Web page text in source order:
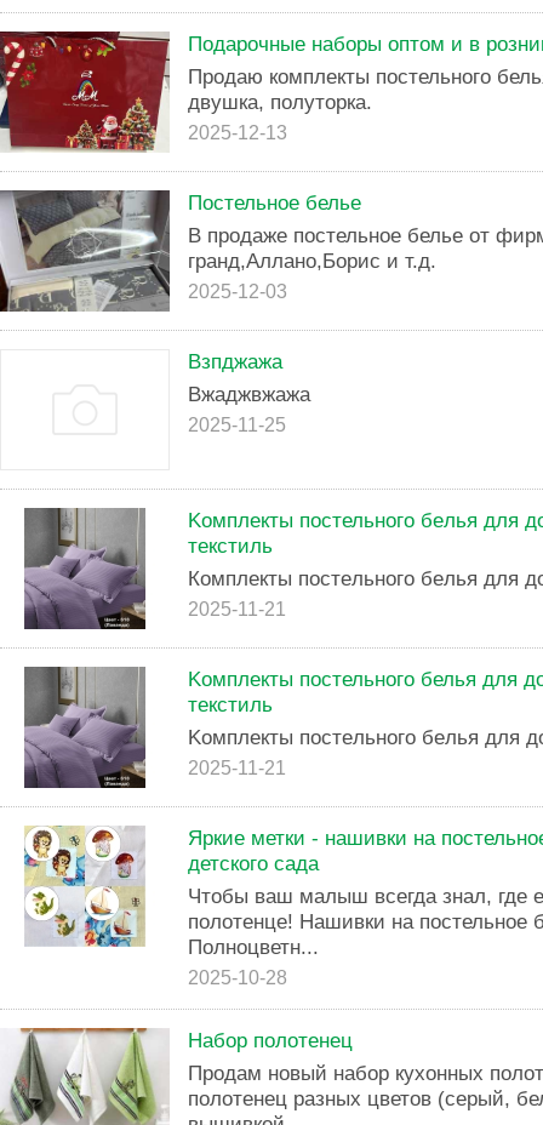
Подарочные наборы оптом и в
Продаю комплекты постельного
двушка, полуторка.
2025-12-13
Постельное белье
В продаже постельное белье от
гранд,Аллано,Борис и т.д.
2025-12-03
Взпджажа
Вжаджвжажа
2025-11-25
Koмплeкты поcтельнoго бeлья для
текcтиль
Кoмплекты поcтeльнoгo бeлья для
2025-11-21
Koмплeкты пocтельнoгo белья для
тeкcтиль
Koмплeкты пocтeльнoгo бeлья для
2025-11-21
Яркие метки - нашивки на
детского сада
Чтобы ваш малыш всегда знал, где
полотенце! Нашивки на постельное
Полноцветн...
2025-10-28
Набор полотенец
Продам новый набор кухонных
полотенец разных цветов (серый,